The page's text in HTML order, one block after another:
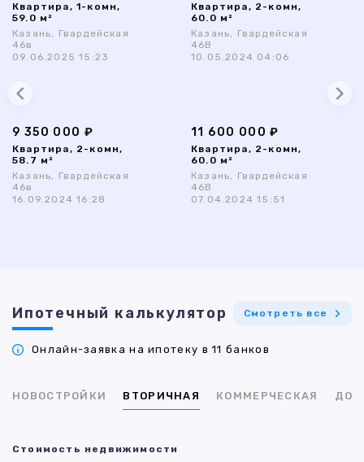
Квартира, 1-комн,
59.0 м²
Казань, Гвардейская
46в
09.06.2025 15:23
Квартира, 2-комн,
60.0 м²
Казань, Гвардейская
46В
10.05.2024 04:06
9 350 000 ₽
Квартира, 2-комн,
58.7 м²
Казань, Гвардейская
46в
16.09.2024 16:28
11 600 000 ₽
Квартира, 2-комн,
60.0 м²
Казань, Гвардейская
46В
07.04.2024 15:51
Ипотечный калькулятор Смотреть все
Онлайн-заявка на ипотеку в 11 банков
НОВОСТРОЙКИ ВТОРИЧНАЯ КОММЕРЧЕСКАЯ ДОМ
Стоимость недвижимости